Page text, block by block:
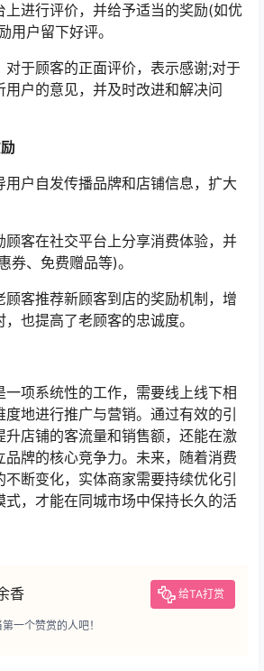
上进行评价，并给予适当的奖励(如优
用户留下好评。
对于顾客的正面评价，表示感谢;对于
用户的意见，并及时改进和解决问
用户自发传播品牌和店铺信息，扩大
顾客在社交平台上分享消费体验，并
券、免费赠品等)。
顾客推荐新顾客到店的奖励机制，增
也提高了老顾客的忠诚度。
一项系统性的工作，需要线上线下相
地进行推广与营销。通过有效的引
升店铺的客流量和销售额，还能在激
品牌的核心竞争力。未来，随着消费
断变化，实体商家需要持续优化引
式，才能在同城市场中保持长久的活
香 给TA打赏
一个赞赏的人吧！